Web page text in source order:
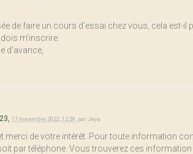
de faire un cours d’essai chez vous, cela est-
m’inscrire.
d’avance,
17 novembre 2022, 12:29 parJaya
merci de votre intérêt. Pour toute information
par téléphone. Vous trouverez ces information